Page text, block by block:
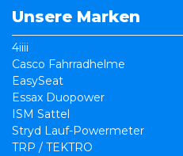
Unsere Marken
4iiii
Casco Fahrradhelme
EasySeat
Essax Duopower
ISM Sattel
Stryd Lauf-Powermeter
TRP / TEKTRO